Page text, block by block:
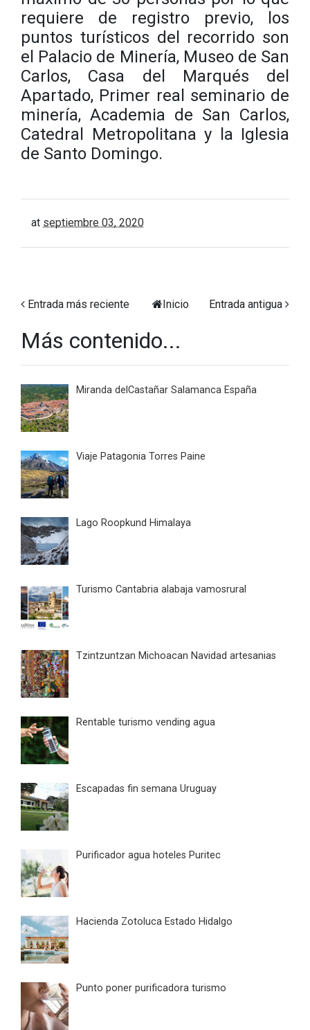
requiere de registro previo, los
puntos turísticos del recorrido son
el Palacio de Minería, Museo de San
Carlos, Casa del Marqués del
Apartado, Primer real seminario de
minería, Academia de San Carlos,
Catedral Metropolitana y la Iglesia
de Santo Domingo.
at septiembre 03, 2020
Entrada más reciente Entrada antigua
Inicio
Más contenido...
Miranda delCastañar Salamanca España
Viaje Patagonia Torres Paine
Lago Roopkund Himalaya
Turismo Cantabria alabaja vamosrural
Tzintzuntzan Michoacan Navidad artesanias
Rentable turismo vending agua
Escapadas fin semana Uruguay
Purificador agua hoteles Puritec
Hacienda Zotoluca Estado Hidalgo
Punto poner purificadora turismo